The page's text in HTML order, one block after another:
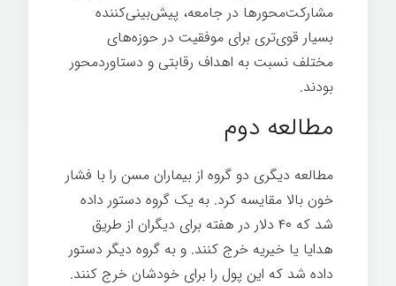
مشارکت‌محورها در جامعه، پیش‌بینی‌کننده
بسیار قوی‌تری برای موفقیت در حوزه‌های
مختلف نسبت به اهداف رقابتی و دستاوردمحور
بودند.
مطالعه دوم
مطالعه دیگری دو گروه از بیماران مسن را با فشار
خون بالا مقایسه کرد. به یک گروه دستور داده
شد که ۴۰ دلار در هفته برای دیگران از طریق
هدایا یا خیریه خرج کنند. و به گروه دیگر دستور
داده شد که این پول را برای خودشان خرج کنند.